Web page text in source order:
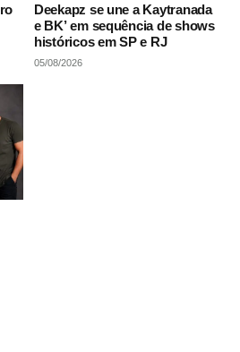
Deekapz se une a Kaytranada
e BK’ em sequência de shows
históricos em SP e RJ
05/08/2026